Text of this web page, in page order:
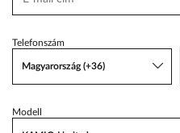
Karosszéria Centrum
Telefonszám
Magyarország (+36)
Modell